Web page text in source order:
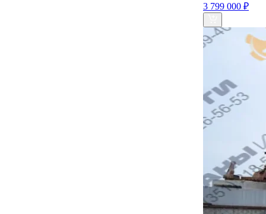
3 799 000 ₽